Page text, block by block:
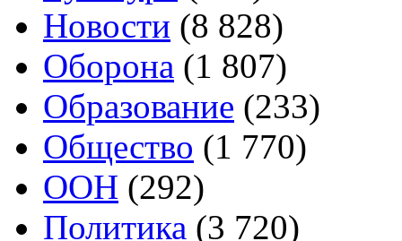
Новости (8 828)
Оборона (1 807)
Образование (233)
Общество (1 770)
ООН (292)
Политика (3 720)